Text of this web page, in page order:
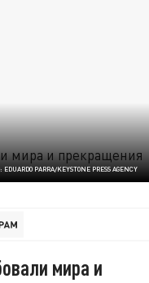
PARRA/KEYSTONE PRESS AGENCY
мира и